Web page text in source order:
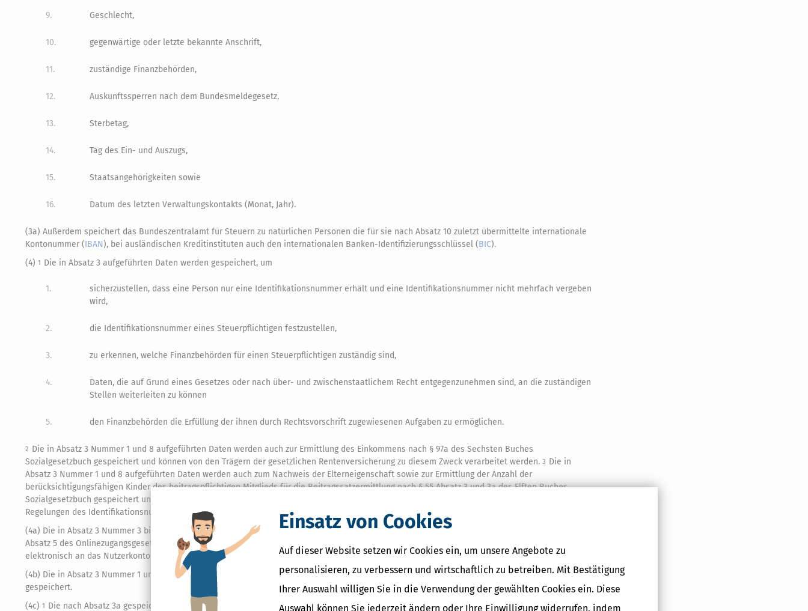
Einsatz von Cookies
Auf dieser Website setzen wir Cookies ein, um unsere Angebote zu
personalisieren, zu verbessern und wirtschaftlich zu betreiben. Mit Bestätigung
Ihrer Auswahl willigen Sie in die Verwendung der gewählten Cookies ein. Diese
Auswahl können Sie jederzeit ändern oder Ihre Einwilligung widerrufen, indem
9. Geschlecht,
10. gegenwärtige oder letzte bekannte Anschrift,
11. zuständige Finanzbehörden,
12. Auskunftssperren nach dem Bundesmeldegesetz,
13. Sterbetag,
14. Tag des Ein- und Auszugs,
15. Staatsangehörigkeiten sowie
16. Datum des letzten Verwaltungskontakts (Monat, Jahr).
(3a) Außerdem speichert das Bundeszentralamt für Steuern zu natürlichen Personen die für sie nach Absatz 10 zuletzt übermittelte internationale
Kontonummer (IBAN), bei ausländischen Kreditinstituten auch den internationalen Banken-Identifizierungsschlüssel (BIC).
(4) 1 Die in Absatz 3 aufgeführten Daten werden gespeichert, um
1.
sicherzustellen, dass eine Person nur eine Identifikationsnummer erhält und eine Identifikationsnummer nicht mehrfach vergeben
wird,
2. die Identifikationsnummer eines Steuerpflichtigen festzustellen,
3. zu erkennen, welche Finanzbehörden für einen Steuerpflichtigen zuständig sind,
4.
Daten, die auf Grund eines Gesetzes oder nach über- und zwischenstaatlichem Recht entgegenzunehmen sind, an die zuständigen
Stellen weiterleiten zu können
5. den Finanzbehörden die Erfüllung der ihnen durch Rechtsvorschrift zugewiesenen Aufgaben zu ermöglichen.
2 Die in Absatz 3 Nummer 1 und 8 aufgeführten Daten werden auch zur Ermittlung des Einkommens nach § 97a des Sechsten Buches
Sozialgesetzbuch gespeichert und können von den Trägern der gesetzlichen Rentenversicherung zu diesem Zweck verarbeitet werden. 3 Die in
Absatz 3 Nummer 1 und 8 aufgeführten Daten werden auch zum Nachweis der Elterneigenschaft sowie zur Ermittlung der Anzahl der
berücksichtigungsfähigen Kinder des beitragspflichtigen Mitglieds für die Beitragssatzermittlung nach § 55 Absatz 3 und 3a des Elften Buches
Sozialgesetzbuch gespeichert und können von den beitragsabführenden Stellen und den Pflegekassen zu diesem Zweck verarbeitet werden.
Regelungen des Identifikationsnummerngesetzes bleiben unberührt.
(4a) Die in Absatz 3 Nummer 3 bis 6, 8 und 10 aufgeführten Daten werden bei einer natürlichen Person, die ein Nutzerkonto im Sinne des § 2
Absatz 5 des Onlinezugangsgesetzes nutzt, auch zum Nachweis der Identität als Nutzer dieses Nutzerkontos gespeichert; diese Daten dürfen
elektronisch an das Nutzerkonto übermittelt werden, wenn der Nutzer zuvor in die Übermittlung eingewilligt hat.
(4b) Die in Absatz 3 Nummer 1 und 8 aufgeführten Daten werden bei einer natürlichen Person auch für Zwecke der Digitalen Rentenübersicht
gespeichert.
(4c) 1 Die nach Absatz 3a gespeicherten Daten werden gespeichert, um eine unbare Auszahlung von Leistungen aus öffentlichen Mitteln zu